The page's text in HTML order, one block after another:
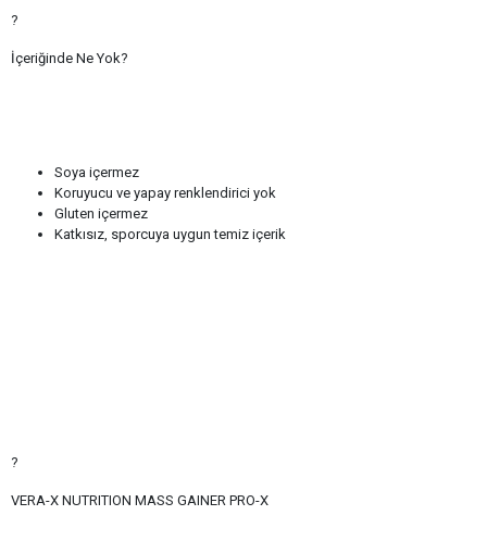
?
İçeriğinde Ne Yok?
Soya içermez
Koruyucu ve yapay renklendirici yok
Gluten içermez
Katkısız, sporcuya uygun temiz içerik
?
VERA-X NUTRITION MASS GAINER PRO-X